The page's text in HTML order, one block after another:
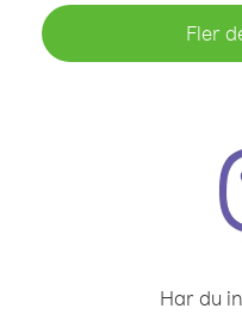
Fler
Har du